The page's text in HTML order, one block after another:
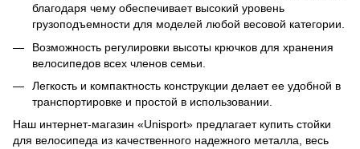
благодаря чему обеспечивает высокий уровень
грузоподъемности для моделей любой весовой категории.
Возможность регулировки высоты крючков для хранения
велосипедов всех членов семьи.
Легкость и компактность конструкции делает ее удобной в
транспортировке и простой в использовании.
Наш интернет-магазин «Unisport» предлагает купить стойки
для велосипеда из качественного надежного металла, весь